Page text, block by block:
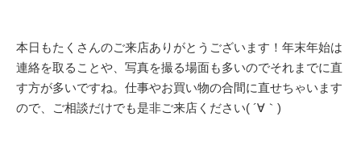
本日もたくさんのご来店ありがとうございます！年末年始は
連絡を取ることや、写真を撮る場面も多いのでそれまでに直
す方が多いですね。仕事やお買い物の合間に直せちゃいます
ので、ご相談だけでも是非ご来店ください( ´∀｀)